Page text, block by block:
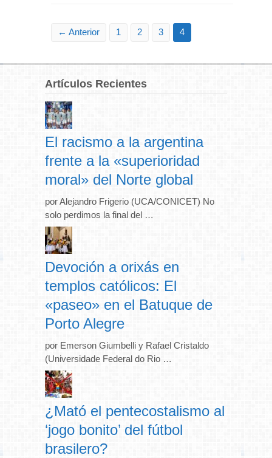
← Anterior 1 2 3 4
Artículos Recientes
El racismo a la argentina
frente a la «superioridad
moral» del Norte global
por Alejandro Frigerio (UCA/CONICET) No
solo perdimos la final del …
Devoción a orixás en
templos católicos: El
«paseo» en el Batuque de
Porto Alegre
por Emerson Giumbelli y Rafael Cristaldo
(Universidade Federal do Rio …
¿Mató el pentecostalismo al
‘jogo bonito’ del fútbol
brasilero?